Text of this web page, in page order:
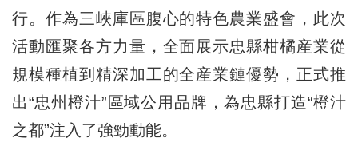
行。作為三峽庫區腹心的特色農業盛會，此次
活動匯聚各方力量，全面展示忠縣柑橘産業從
規模種植到精深加工的全産業鏈優勢，正式推
出“忠州橙汁”區域公用品牌，為忠縣打造“橙汁
之都”注入了強勁動能。